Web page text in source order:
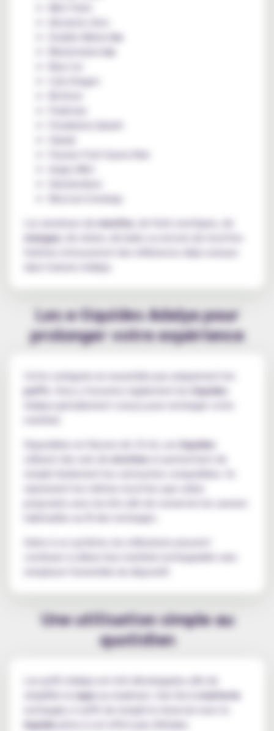
Absolute Zero
Ice
Ice
Cola Dragon
Strawberry Splash
Passion Fruit Guava Kiwi
Grape Mint
Moscow Evenings
Les amateurs dementhe , de fruits exotiques, de
mangue
dans l'univers Adalya.
Les e-liquides Adalya pour
prolonger votre expérience
Cette catégorie ne rassemble pas uniquement les
puffs
. Vous y trouverez également les
liquides
Adalya spécialement conçus pour recharger votre
Disponibles en flacons de 10 ml, ces liquides
nicotine
reprennent les mêmes recettes que celles
proposées avec les kits afin de conserver les saveurs
habituelles au fil des recharges.
Grâce à ce système, les utilisateurs peuvent
continuer à utiliser leur matériel rechargeable sans
Une utilisation simple au
quotidien
Les puffs Adalya ont été développées afin de
vape
batterie
rechargée, il suffit de remplir le réservoir avec le
liquide